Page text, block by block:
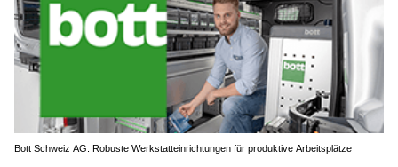
Bott Schweiz AG: Robuste Werkstatteinrichtungen für produktive Arbeitsplätze